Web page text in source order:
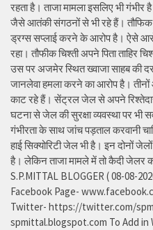
रहता है। ताजा मामला इसलिए भी
जैसे आतंकी संगठनों से भी रहे हैं। तौफिक
ड्रग्स सप्लाई करने के आरोप है। ऐसे
रहा। तौफीक चिश्ती अपने पिता
उस पर अजमेर स्थित ख्वाजा साहब की
जानलेवा हमला करने का आरोप है।
काट रहे हैं। सेंट्रल जेल से अपने
घटना से जेल की सुरक्षा व्यवस्था पर भी
गंभीरता के साथ जांच पड़ताल
हाई सिक्योरिटी जेल भी है। इन दोनों
है। लेकिन ताजा मामले में तो कैदी जेलर
S.P.MITTAL BLOGGER ( 08-08-
Facebook Page-
Twitter- https://twitter.com/
spmittal.blogspot.com To Add in